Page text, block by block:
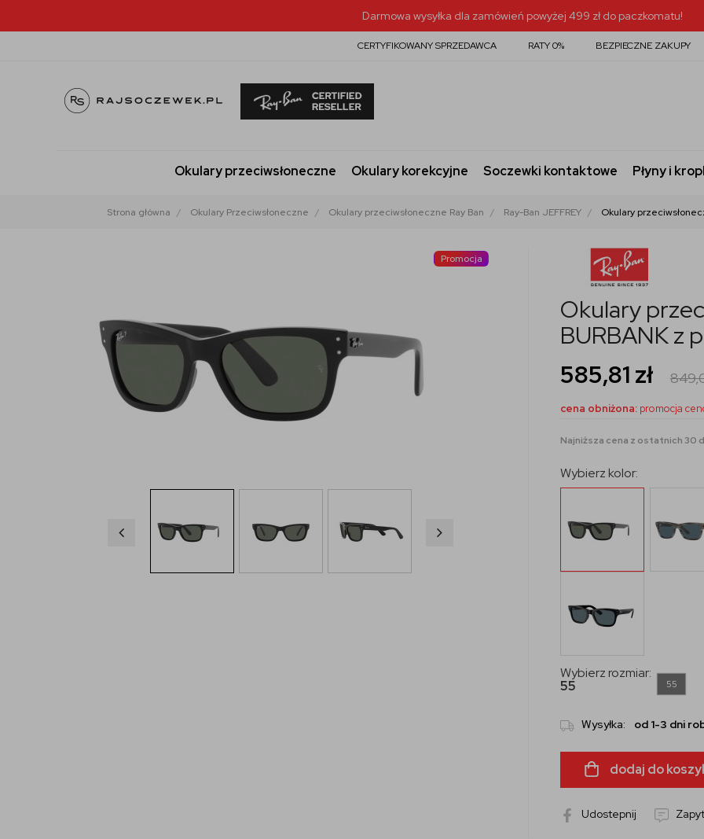
Darmowa wysyłka dla zamówień powyżej 499 zł do paczkomatu!
CERTYFIKOWANY SPRZEDAWCA RATY 0% BEZPIECZNE ZAKUPY
Okulary przeciwsłoneczne Okulary korekcyjne Soczewki kontaktowe Płyny i
Strona główna Okulary Przeciwsłoneczne Okulary przeciwsłoneczne Ray Ban Ray-Ban JEFFREY Okulary
Promocja
Okulary
BURBANK z
585,81 zł
cena obniżona: promocja
Najniższa cena z ostatnich 30
Wybierz kolor:
Wybierz rozmiar:
55
55
Wysyłka: od 1-3 dni
dodaj do
Udostepnij